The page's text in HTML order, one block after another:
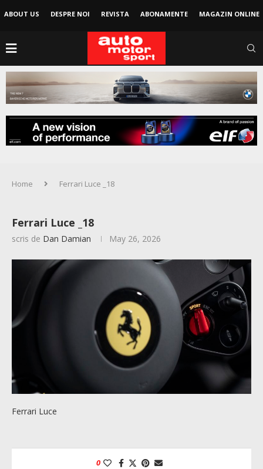
ABOUT US DESPRE NOI REVISTA ABONAMENTE MAGAZIN ONLINE
Home Ferrari Luce _18
Ferrari Luce _18
scris de Dan Damian May 26, 2026
Ferrari Luce
0